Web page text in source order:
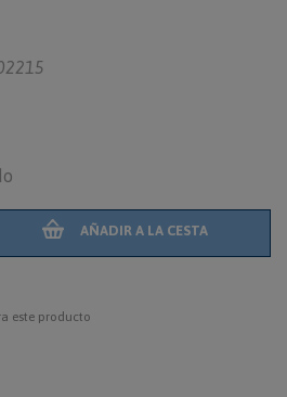
AÑADIR A LA CESTA
este producto